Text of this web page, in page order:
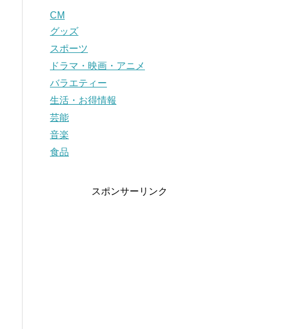
CM
グッズ
スポーツ
ドラマ・映画・アニメ
バラエティー
生活・お得情報
芸能
音楽
食品
スポンサーリンク